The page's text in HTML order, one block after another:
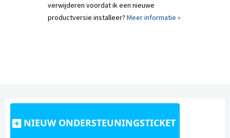
verwijderen voordat ik een nieuwe
productversie installeer? Meer informatie »
NIEUW ONDERSTEUNINGSTICKET